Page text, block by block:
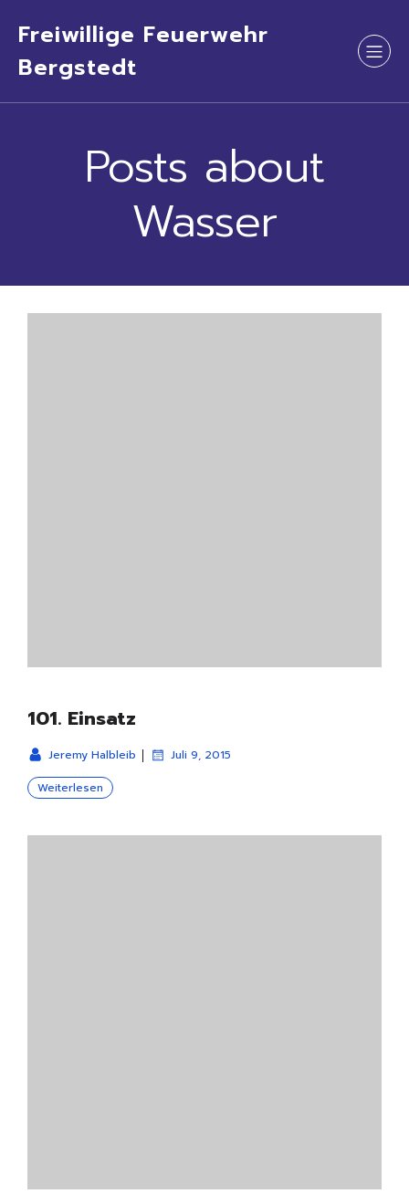
Freiwillige Feuerwehr
Bergstedt
Posts about
Wasser
101. Einsatz
Jeremy Halbleib | Juli 9, 2015
Weiterlesen